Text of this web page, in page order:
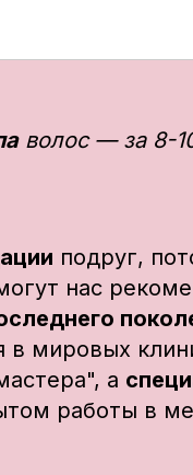
волос — за 8-
подруг,
нас
в мировых
а
работы в